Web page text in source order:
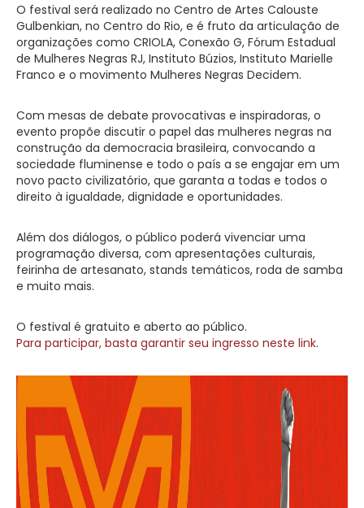
O festival será realizado no Centro de Artes Calouste
Gulbenkian, no Centro do Rio, e é fruto da articulação de
organizações como CRIOLA, Conexão G, Fórum Estadual
de Mulheres Negras RJ, Instituto Búzios, Instituto Marielle
Franco e o movimento Mulheres Negras Decidem.
Com mesas de debate provocativas e inspiradoras, o
evento propõe discutir o papel das mulheres negras na
construção da democracia brasileira, convocando a
sociedade fluminense e todo o país a se engajar em um
novo pacto civilizatório, que garanta a todas e todos o
direito à igualdade, dignidade e oportunidades.
Além dos diálogos, o público poderá vivenciar uma
programação diversa, com apresentações culturais,
feirinha de artesanato, stands temáticos, roda de samba
e muito mais.
O festival é gratuito e aberto ao público.
Para participar, basta garantir seu ingresso neste link.